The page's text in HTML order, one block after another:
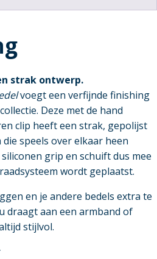
strak ontwerp.
voegt een verfijnde finishing
Deze met de hand
clip heeft een strak, gepolijst
speels over elkaar heen
grip en schuift dus mee
wordt geplaatst.
en je andere bedels extra te
draagt aan een armband of
stijlvol.